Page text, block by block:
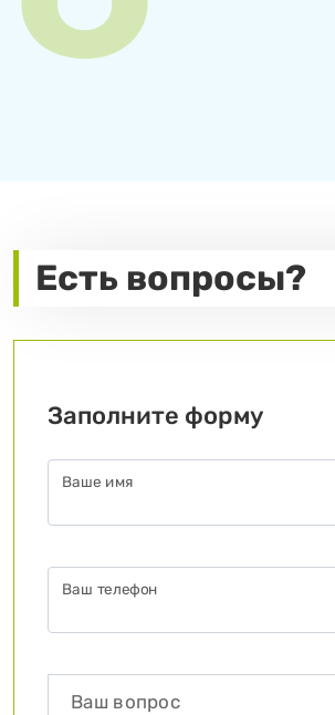
Есть вопросы?
Заполните форму
Ваше имя
Ваш телефон